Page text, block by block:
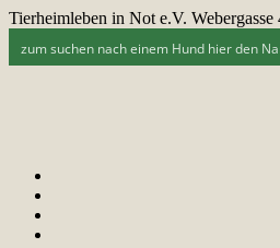
Tierheimleben in Not e.V.